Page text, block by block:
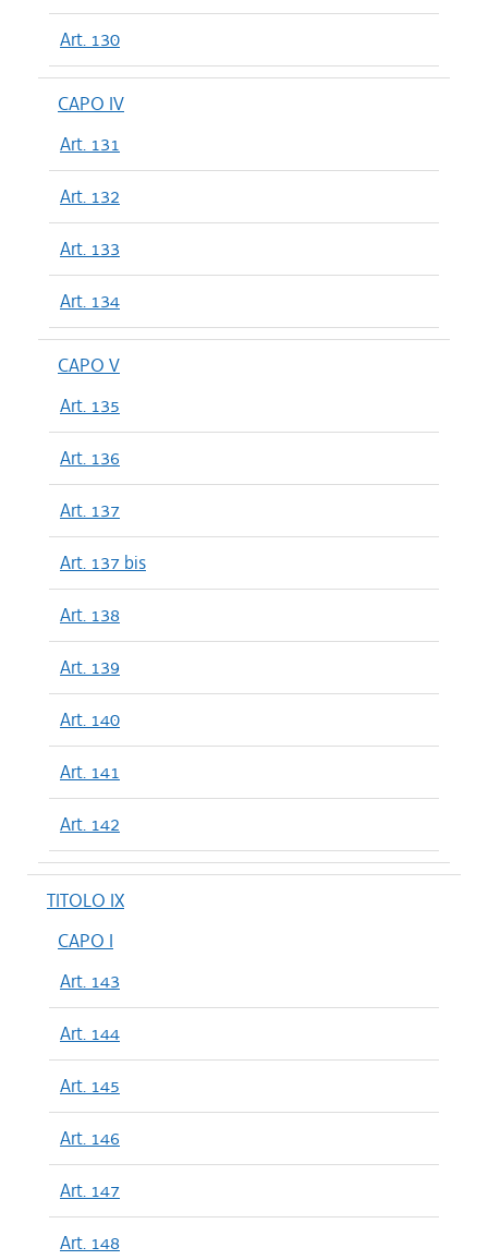
Art. 130
CAPO IV
Art. 131
Art. 132
Art. 133
Art. 134
CAPO V
Art. 135
Art. 136
Art. 137
Art. 137 bis
Art. 138
Art. 139
Art. 140
Art. 141
Art. 142
TITOLO IX
CAPO I
Art. 143
Art. 144
Art. 145
Art. 146
Art. 147
Art. 148